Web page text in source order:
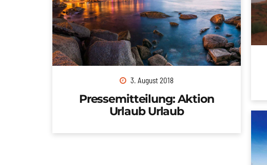
3. August 2018
Pressemitteilung: Aktion
Urlaub Urlaub